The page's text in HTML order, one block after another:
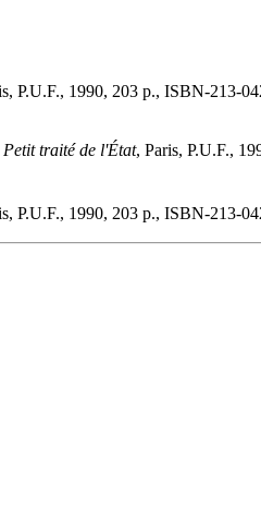
P.U.F., 1990, 203 p., ISBN-213-
Petit traité de l'État, Paris, P.U.F.,
P.U.F., 1990, 203 p., ISBN-213-